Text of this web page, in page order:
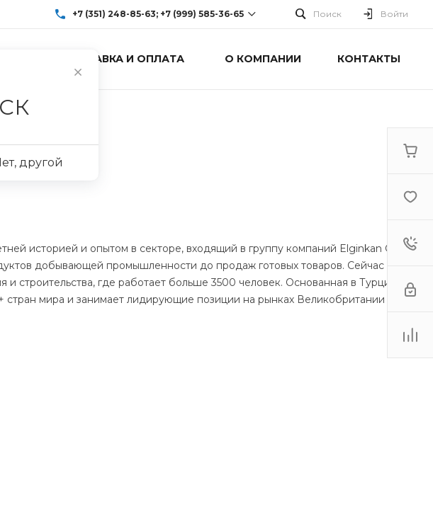
+7 (351) 248-85-63; +7 (999) 585-36-65
+7 (351) 248-85-63; +7 (999) 585-36-65
Поиск Войти
ДОСТАВКА И ОПЛАТА О КОМПАНИИ КОНТАКТЫ
историей и опытом в секторе, входящий в группу компаний Elginkan Group,
добывающей промышленности до продаж готовых товаров. Сейчас в эту
строительства, где работает больше 3500 человек. Основанная в Турции в
мира и занимает лидирующие позиции на рынках Великобритании и
другой